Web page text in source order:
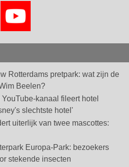
Rotterdams pretpark: wat zijn de
Beelen?
kanaal fileert hotel
slechtste hotel'
uiterlijk van twee mascottes:
Europa-Park: bezoekers
stekende insecten